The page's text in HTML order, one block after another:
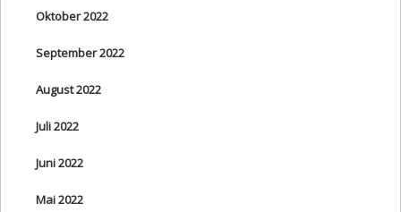
Oktober 2022
September 2022
August 2022
Juli 2022
Juni 2022
Mai 2022